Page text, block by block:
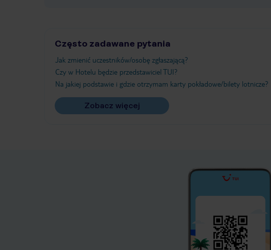
Często zadawane pytania
Jak zmienić uczestników/osobę zgłaszającą?
Czy w Hotelu będzie przedstawiciel TUI?
Na jakiej podstawie i gdzie otrzymam karty pokładowe/bilety lotnicze?
Zobacz więcej